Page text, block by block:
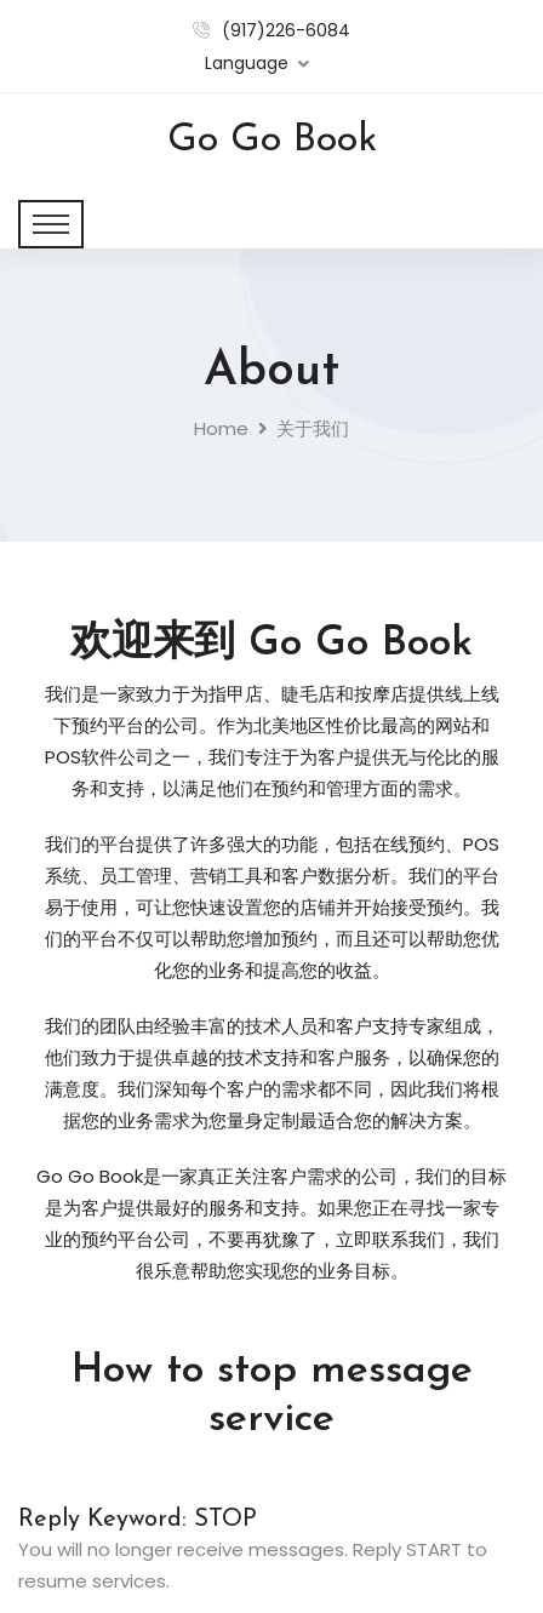
(917)226-6084
Language
Go Go Book
About
Home 关于我们
欢迎来到 Go Go Book
我们是一家致力于为指甲店、睫毛店和按摩店提供线上线
下预约平台的公司。作为北美地区性价比最高的网站和
POS软件公司之一，我们专注于为客户提供无与伦比的服
务和支持，以满足他们在预约和管理方面的需求。
我们的平台提供了许多强大的功能，包括在线预约、POS
系统、员工管理、营销工具和客户数据分析。我们的平台
易于使用，可让您快速设置您的店铺并开始接受预约。我
们的平台不仅可以帮助您增加预约，而且还可以帮助您优
化您的业务和提高您的收益。
我们的团队由经验丰富的技术人员和客户支持专家组成，
他们致力于提供卓越的技术支持和客户服务，以确保您的
满意度。我们深知每个客户的需求都不同，因此我们将根
据您的业务需求为您量身定制最适合您的解决方案。
Go Go Book是一家真正关注客户需求的公司，我们的目标
是为客户提供最好的服务和支持。如果您正在寻找一家专
业的预约平台公司，不要再犹豫了，立即联系我们，我们
很乐意帮助您实现您的业务目标。
How to stop message
service
Reply Keyword: STOP
You will no longer receive messages. Reply START to
resume services.